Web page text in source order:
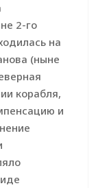
2-го
на
(ныне
корабля,
и